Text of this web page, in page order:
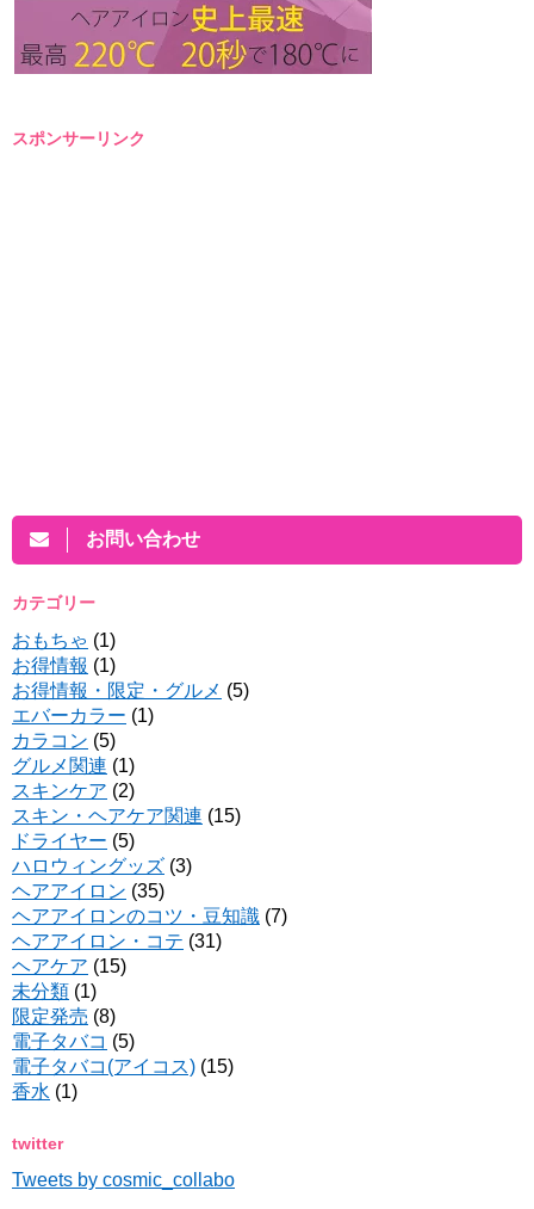
スポンサーリンク
お問い合わせ
カテゴリー
おもちゃ (1)
お得情報 (1)
お得情報・限定・グルメ (5)
エバーカラー (1)
カラコン (5)
グルメ関連 (1)
スキンケア (2)
スキン・ヘアケア関連 (15)
ドライヤー (5)
ハロウィングッズ (3)
ヘアアイロン (35)
ヘアアイロンのコツ・豆知識 (7)
ヘアアイロン・コテ (31)
ヘアケア (15)
未分類 (1)
限定発売 (8)
電子タバコ (5)
電子タバコ(アイコス) (15)
香水 (1)
twitter
Tweets by cosmic_collabo